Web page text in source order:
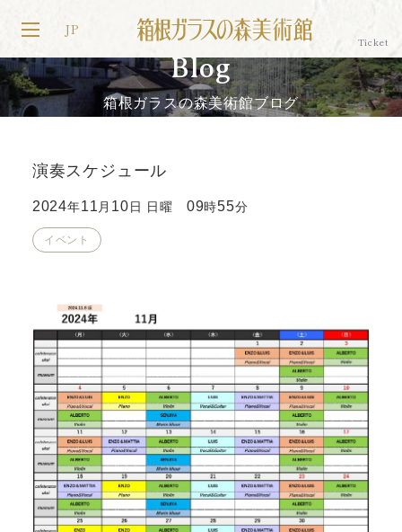
JP
Blog
箱根ガラスの森美術館ブログ
演奏スケジュール
2024年11 月 10 日 日曜 09時55分
イベント